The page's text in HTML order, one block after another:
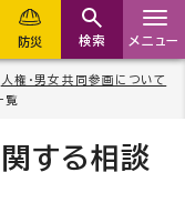
防災 検索 メニュー
人権・男女共同参画について
覧
する相談